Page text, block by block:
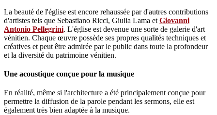
La beauté de l'église est encore rehaussée par d'autres contributions
d'artistes tels que Sebastiano Ricci, Giulia Lama et Giovanni
Antonio Pellegrini. L'église est devenue une sorte de galerie d'art
vénitien. Chaque œuvre possède ses propres qualités techniques et
créatives et peut être admirée par le public dans toute la profondeur
et la diversité du patrimoine vénitien.
Une acoustique conçue pour la musique
En réalité, même si l'architecture a été principalement conçue pour
permettre la diffusion de la parole pendant les sermons, elle est
également très bien adaptée à la musique.